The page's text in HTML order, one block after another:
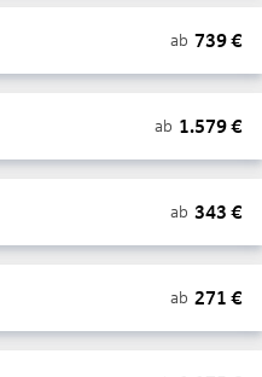
ab 739€
ab 1.579€
ab 343 €
ab 271 €